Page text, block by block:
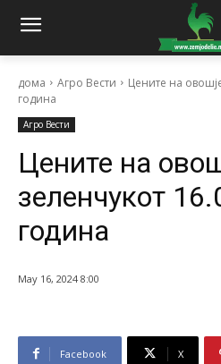
дома Агро Вести
Цените на
година
Агро Вести
Цените на
зеленчукот
година
May 16, 2024 8:00
Facebook X